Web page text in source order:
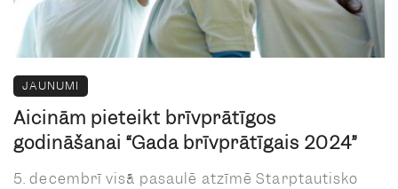
JAUNUMI
Aicinām pieteikt brīvprātīgos
godināšanai “Gada brīvprātīgais 2024”
5. decembrī visā pasaulē atzīmē Starptautisko